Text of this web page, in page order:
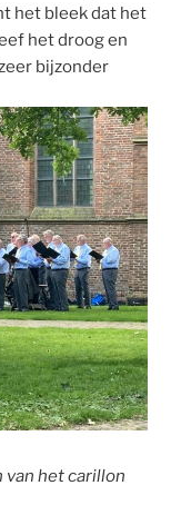
het bleek dat het
het droog en
bijzonder
van het carillon